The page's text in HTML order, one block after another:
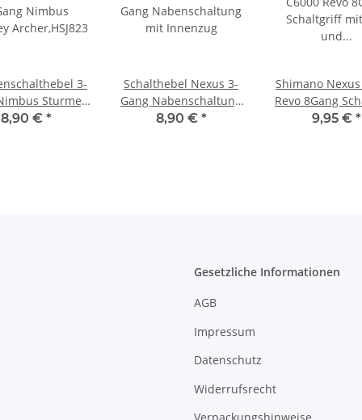
3-
Sturmey
8,90 € *
Schalthebel Nexus 3-
Gang Nabenschaltung
mit Innenzug
8,90 € *
Shimano Nexus
Revo 8Gang
mit Zug und
9,95 € *
Gesetzliche Informationen
AGB
Impressum
Datenschutz
Widerrufsrecht